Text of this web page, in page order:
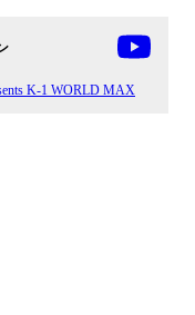
K-1 WORLD MAX